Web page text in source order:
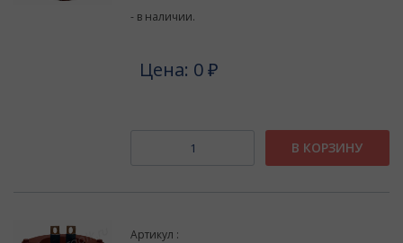
- в наличии.
Цена: 0 ₽
В КОРЗИНУ
Артикул :